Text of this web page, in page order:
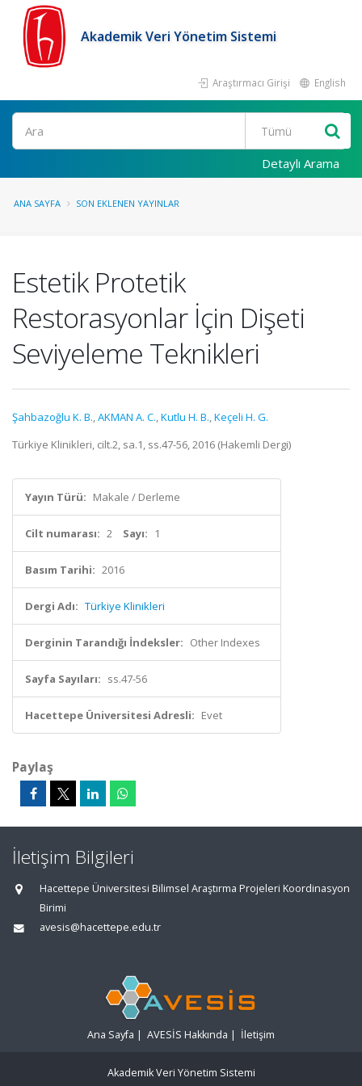
Akademik Veri Yönetim Sistemi
Araştırmacı Girişi English
Ara
Detaylı Arama
ANA SAYFA SON EKLENEN YAYINLAR
Estetik Protetik
Restorasyonlar İçin Dişeti
Seviyeleme Teknikleri
Şahbazoğlu K. B.,AKMAN A. C.,Kutlu H. B.,Keçeli H. G.
Türkiye Klinikleri, cilt.2, sa.1, ss.47-56, 2016 (Hakemli Dergi)
Yayın Türü: Makale / Derleme
Cilt numarası: 2 Sayı: 1
Basım Tarihi: 2016
Dergi Adı: Türkiye Klinikleri
Derginin Tarandığı İndeksler: Other Indexes
Sayfa Sayıları: ss.47-56
Hacettepe Üniversitesi Adresli: Evet
Paylaş
İletişim Bilgileri
Hacettepe Üniversitesi Bilimsel Araştırma Projeleri Koordinasyon
Birimi
avesis@hacettepe.edu.tr
Ana Sayfa | AVESİS Hakkında | İletişim
Akademik Veri Yönetim Sistemi